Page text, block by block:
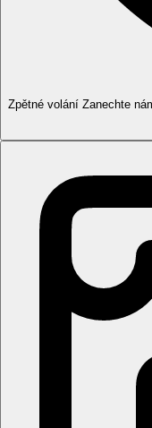
nealko nápoji),
pokoje 23-28
Různé druhy barů
Stravování
All Inclusive
Pozdní
Oběd formou
Večeře
Noční
Odpolední
21.30 hod.,
Alkoholické
Zpětné volání Zanechte